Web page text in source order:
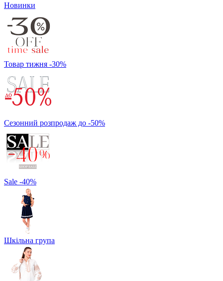
Новинки
Товар тижня -30%
Сезонний розпродаж до -50%
Sale -40%
Шкільна група